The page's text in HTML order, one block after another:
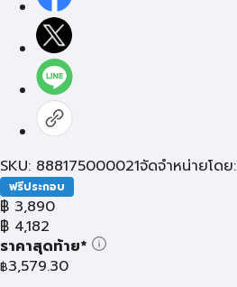
SKU: 888175000021จัดจำหน่ายโดย:
ฟรีประกอบ
฿ 3,890
฿ 4,182
ราคาสุดท้าย*
฿3,579.30